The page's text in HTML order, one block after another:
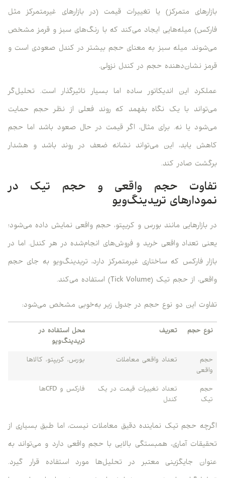
بازارهای متمرکز) یا تغییرات قیمت (در بازارهای غیرمتمرکز مثل
فارکس) میله‌هایی ایجاد می‌کند که با رنگ‌های سبز و قرمز مشخص
می‌شوند. میله سبز به معنای حجم بیشتر در کندل صعودی است و
قرمز نشان‌دهنده حجم در کندل نزولی.
عملکرد این اندیکاتور ساده اما بسیار تاثیرگذار است. تحلیل‌گر
می‌تواند با یک نگاه بفهمد که روند فعلی از نظر حجم حمایت
می‌شود یا نه. برای مثال، اگر قیمت در حال صعود باشد اما حجم
کاهش یابد، این می‌تواند نشانه ضعف در روند باشد و هشدار
برگشت صادر کند.
تفاوت حجم واقعی و حجم تیک در
نمودارهای تریدینگ‌ویو
در بازارهایی مانند بورس و کریپتو، حجم واقعی نمایش داده می‌شود؛
یعنی تعداد واقعی خرید و فروش‌های انجام‌شده در هر کندل. اما در
بازار فارکس که ساختاری غیرمتمرکز دارد، تریدینگ‌ویو به جای حجم
واقعی، از حجم تیک (Tick Volume) استفاده می‌کند.
تفاوت این دو نوع حجم در جدول زیر به‌خوبی مشخص می‌شود:
نوع حجم تعریف
محل استفاده در
تریدینگ‌ویو
حجم
واقعی
تعداد واقعی معاملات بورس، کریپتو، کالاها
حجم
تیک
تعداد تغییرات قیمت در یک
کندل
فارکس و CFDها
اگرچه حجم تیک نماینده دقیق معاملات نیست، اما طبق بسیاری از
تحقیقات آماری، همبستگی بالایی با حجم واقعی دارد و می‌تواند به
عنوان جایگزینی معتبر در تحلیل‌ها مورد استفاده قرار گیرد.